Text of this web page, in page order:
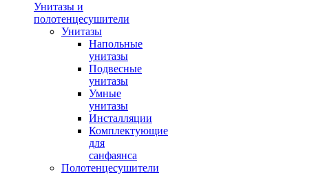
Унитазы и
полотенцесушители
Унитазы
Напольные
унитазы
Подвесные
унитазы
Умные
унитазы
Инсталляции
Комплектующие
для
санфаянса
Полотенцесушители